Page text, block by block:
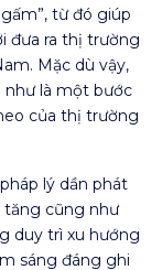
từ đó giúp
đưa ra thị trường
Mặc dù vậy,
như là một bước
của thị trường
lý dần phát
tăng cũng như
duy trì xu hướng
sáng đáng ghi